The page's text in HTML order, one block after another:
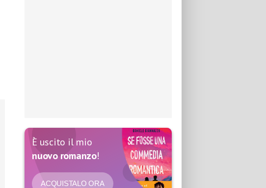
È uscito il mio
nuovo romanzo!
ACQUISTALO ORA